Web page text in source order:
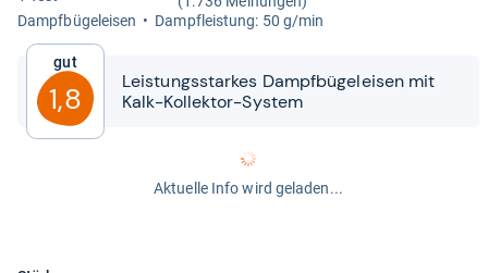
Dampf­bü­gel­ei­sen
Dampf­leis­tung: 50 g/min
Gut
1,8
Leis­tungs­star­kes Dampf­bü­gel­ei­sen mit
Kalk-​​Kol­lek­tor-​​Sys­tem
Aktuelle Info wird geladen...